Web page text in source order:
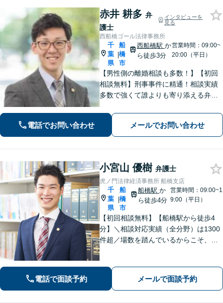
赤井 耕多 弁
護士
インタビューを
見る
西船橋ゴール法律事務所
千
葉
県
|
船
橋
市
西船橋駅 か
ら徒歩3分
営業時間：09:00~
20:00（平日）
【男性側の離婚相談も多数！】【初回
相談無料】刑事事件に精通！相談実績
多数で強くて誰よりも寄り添える弁護
ート！介護／不貞・離婚協議／相続／
債務整理も対応【夜間・休日面談可】
【完全個室】【西船橋駅3分】
電話でお問い合わせ メールでお問い合わせ
小宮山 優樹 弁護士
虎ノ門法律経済事務所 船橋支店
千
葉
県
|
船
橋
市
船橋駅 か
ら徒歩4分
営業時間：09:00~1
9:00（平日）
【初回相談無料】【船橋駅から徒歩4
分】＼相談対応実績（全分野）は1300
件超／場数を踏んでいるからこそ、相
ます。離婚問題・刑事事件・相続遺言
などでお悩みの方はお気軽にご相談く
電話で面談予約 メールで面談予約